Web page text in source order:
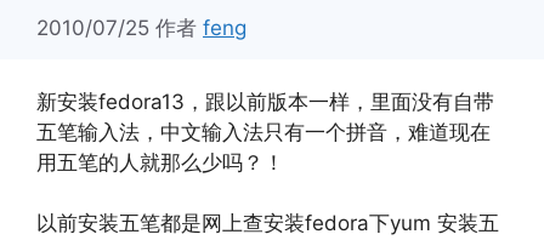
2010/07/25 作者 feng
新安装fedora13，跟以前版本一样，里面没有自带
五笔输入法，中文输入法只有一个拼音，难道现在
用五笔的人就那么少吗？！
以前安装五笔都是网上查安装fedora下yum 安装五